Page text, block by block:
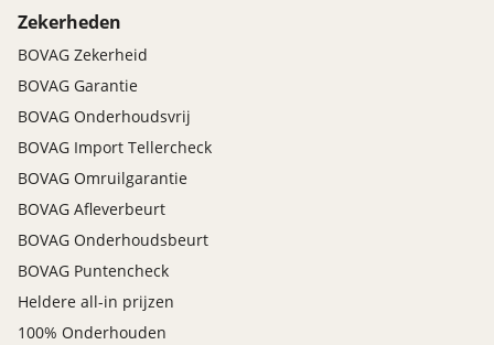
Lederen sportstuur
Lendesteunen, elek.verstelbaar op de voorstoelen
(7P1)
Middenarmsteun vóór (6E3)
Wegrijassistent (UH2)
Veiligheid
Alarmsysteem
Airbag(s) hoofd voor
Airbag(s) side voor
Airbag bestuurder
Airbag passagier
Zekerheden
BOVAG Zekerheid
BOVAG Garantie
BOVAG Onderhoudsvrij
BOVAG Import Tellercheck
BOVAG Omruilgarantie
BOVAG Afleverbeurt
BOVAG Onderhoudsbeurt
BOVAG Puntencheck
Heldere all-in prijzen
100% Onderhouden